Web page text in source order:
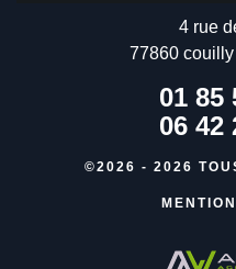
4 rue
77860
01 85
06 42
©2026 - 2026